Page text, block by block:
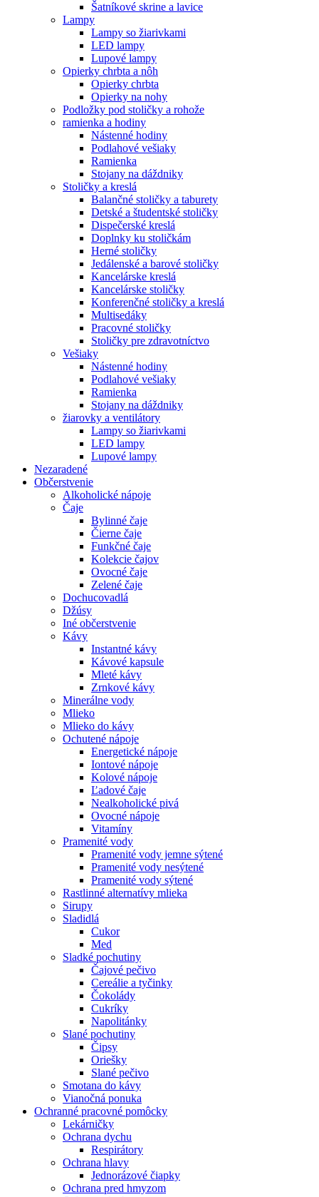
Šatníkové skrine a lavice
Lampy
Lampy so žiarivkami
LED lampy
Lupové lampy
Opierky chrbta a nôh
Opierky chrbta
Opierky na nohy
Podložky pod stoličky a rohože
ramienka a hodiny
Nástenné hodiny
Podlahové vešiaky
Ramienka
Stojany na dáždniky
Stoličky a kreslá
Balančné stoličky a taburety
Detské a študentské stoličky
Dispečerské kreslá
Doplnky ku stoličkám
Herné stoličky
Jedálenské a barové stoličky
Kancelárske kreslá
Kancelárske stoličky
Konferenčné stoličky a kreslá
Multisedáky
Pracovné stoličky
Stoličky pre zdravotníctvo
Vešiaky
Nástenné hodiny
Podlahové vešiaky
Ramienka
Stojany na dáždniky
žiarovky a ventilátory
Lampy so žiarivkami
LED lampy
Lupové lampy
Nezaradené
Občerstvenie
Alkoholické nápoje
Čaje
Bylinné čaje
Čierne čaje
Funkčné čaje
Kolekcie čajov
Ovocné čaje
Zelené čaje
Dochucovadlá
Džúsy
Iné občerstvenie
Kávy
Instantné kávy
Kávové kapsule
Mleté kávy
Zrnkové kávy
Minerálne vody
Mlieko
Mlieko do kávy
Ochutené nápoje
Energetické nápoje
Iontové nápoje
Kolové nápoje
Ľadové čaje
Nealkoholické pivá
Ovocné nápoje
Vitamíny
Pramenité vody
Pramenité vody jemne sýtené
Pramenité vody nesýtené
Pramenité vody sýtené
Rastlinné alternatívy mlieka
Sirupy
Sladidlá
Cukor
Med
Sladké pochutiny
Čajové pečivo
Cereálie a tyčinky
Čokolády
Cukríky
Napolitánky
Slané pochutiny
Čipsy
Oriešky
Slané pečivo
Smotana do kávy
Vianočná ponuka
Ochranné pracovné pomôcky
Lekárničky
Ochrana dychu
Respirátory
Ochrana hlavy
Jednorázové čiapky
Ochrana pred hmyzom